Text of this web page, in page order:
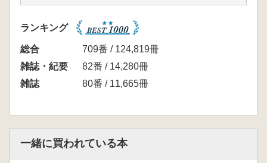
【コラム高地性集落探訪①】内海航路と紫雲出
山遺跡(塩冶琢磨)
【コラム高地性集落探訪②】表六甲における群
棲連動と城山遺跡(森岡秀人)
弥生時代高地性集落の読み解き-各地の現状か
ら-
【コラム高地性集落探訪③】山畑遺跡・岩滝山
ランキング
総合
709番 / 124,819冊
雑誌・紀要
82番 / 14,280冊
雑誌
80番 / 11,665冊
一緒に買われている本